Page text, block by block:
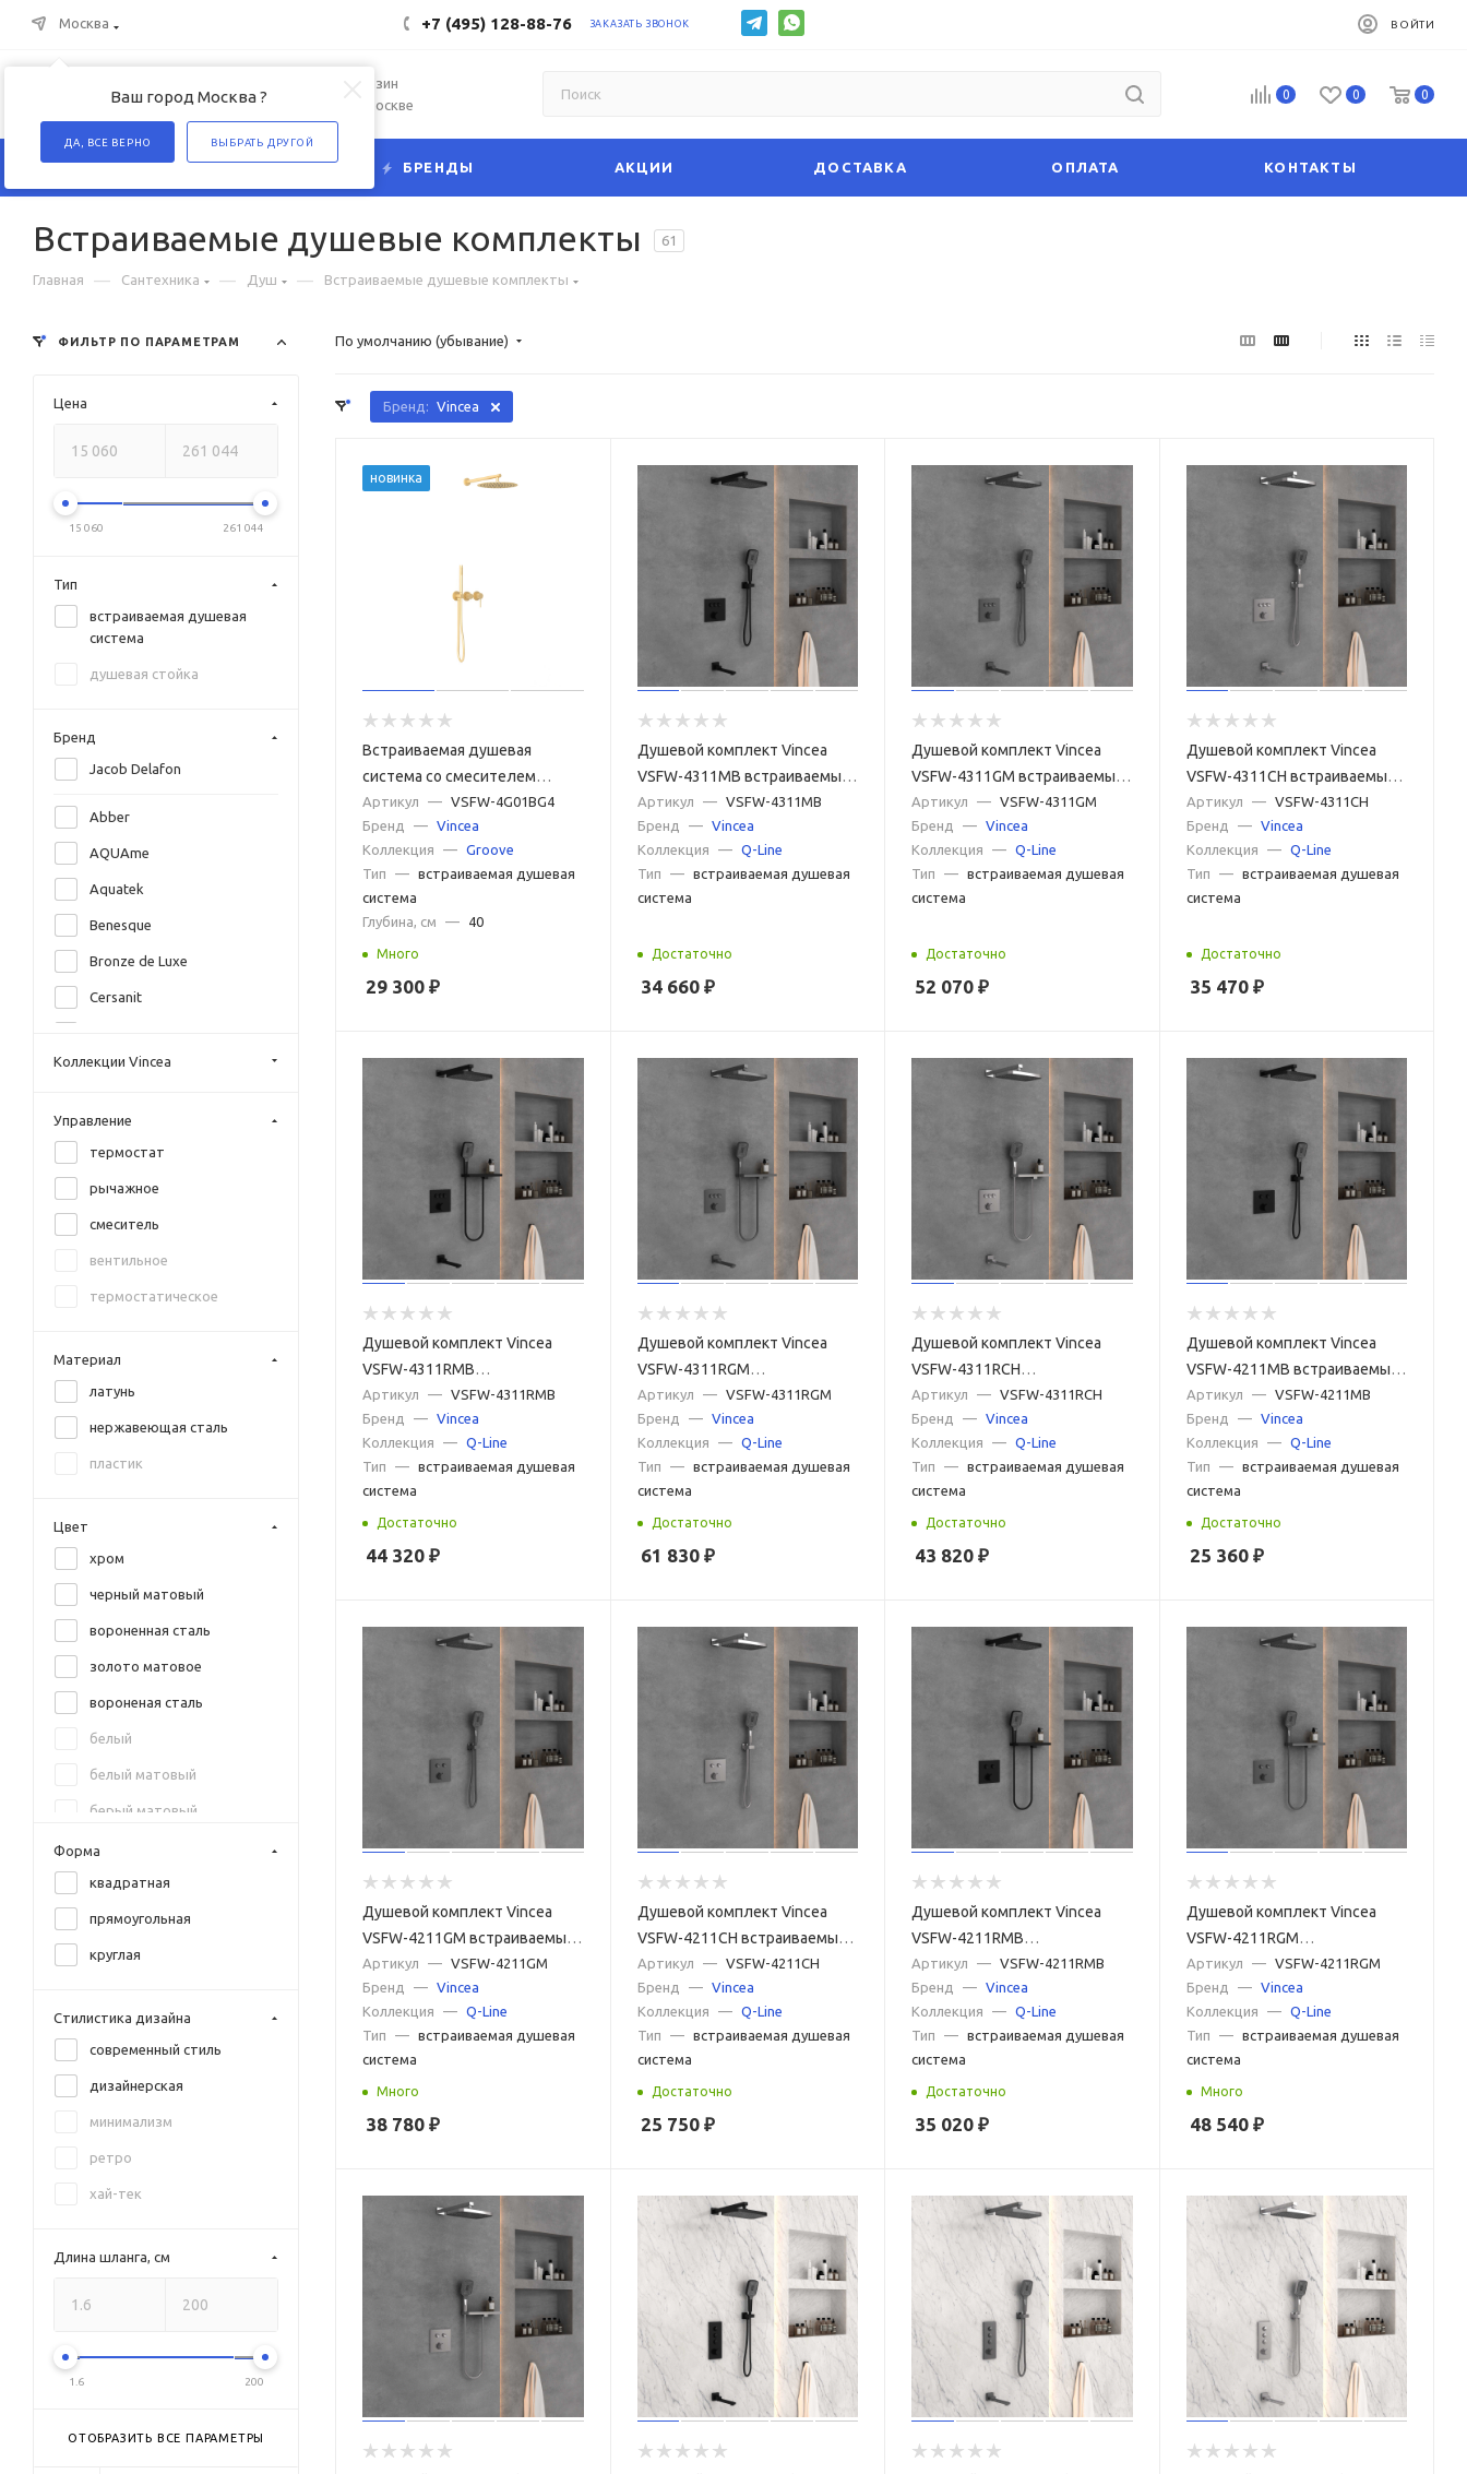
Москва
Ваш город Москва ?
ДА, ВСЕ ВЕРНО ВЫБРАТЬ ДРУГОЙ
+7 (495) 128-88-76 ЗАКАЗАТЬ ЗВОНОК ВОЙТИ
Интернет-магазин
сантехники в Москве
0 0 0
КАТАЛОГ БРЕНДЫ АКЦИИ ДОСТАВКА ОПЛАТА КОНТАКТЫ
Встраиваемые душевые комплекты 61
Главная — Сантехника — Душ — Встраиваемые душевые комплекты
По умолчанию (убывание)
Бренд: Vincea
новинка
Встраиваемая душевая
система со смесителем
Vincea Groove VSFW-4G01BG4
золото матовое
Артикул — VSFW-4G01BG4
Бренд
— Vincea
Коллекция
— Groove
Тип
— встраиваемая душевая
система
Глубина, см
— 40
Много
29 300 ₽
Душевой комплект Vincea
VSFW-4311MB встраиваемый,
3 режима, черный
Артикул —
VSFW-4311MB
Бренд
—
Vincea
Коллекция
—
Q-Line
Тип
—
встраиваемая душевая
система
Достаточно
34 660₽
Душевой комплект Vincea
VSFW-4311GM встраиваемый,
3 режима, вороненая сталь
Артикул — VSFW-4311GM
Бренд
— Vincea
Коллекция
— Q-Line
Тип
— встраиваемая душевая
система
Достаточно
52 070 ₽
Душевой комплект Vincea
VSFW-4311CH встраиваемый,
3 режима, хром
Артикул —
VSFW-4311CH
Бренд
—
Vincea
Коллекция
—
Q-Line
Тип
—
встраиваемая душевая
система
Достаточно
35 470₽
Душевой комплект Vincea
VSFW-4311RMB
встраиваемый, 3 режима,
черный
Артикул — VSFW-4311RMB
Бренд
— Vincea
Коллекция
— Q-Line
Тип
— встраиваемая душевая
система
Достаточно
44 320 ₽
Душевой комплект Vincea
VSFW-4311RGM
встраиваемый, 3 режима,
вороненая сталь
Артикул —
VSFW-4311RGM
Бренд
—
Vincea
Коллекция
—
Q-Line
Тип
—
встраиваемая душевая
система
Достаточно
61 830₽
Душевой комплект Vincea
VSFW-4311RCH
встраиваемый, 3 режима,
хром
Артикул — VSFW-4311RCH
Бренд
— Vincea
Коллекция
— Q-Line
Тип
— встраиваемая душевая
система
Достаточно
43 820 ₽
Душевой комплект Vincea
VSFW-4211MB встраиваемый,
2 режима, черный
Артикул —
VSFW-4211MB
Бренд
—
Vincea
Коллекция
—
Q-Line
Тип
—
встраиваемая душевая
система
Достаточно
25 360₽
Душевой комплект Vincea
VSFW-4211GM встраиваемый,
2 режима, вороненая сталь
Артикул — VSFW-4211GM
Бренд
— Vincea
Коллекция
— Q-Line
Тип
— встраиваемая душевая
система
Много
38 780 ₽
Душевой комплект Vincea
VSFW-4211CH встраиваемый,
2 режима, хром
Артикул —
VSFW-4211CH
Бренд
—
Vincea
Коллекция
—
Q-Line
Тип
—
встраиваемая душевая
система
Достаточно
25 750₽
Душевой комплект Vincea
VSFW-4211RMB
встраиваемый, 2 режима,
черный
Артикул — VSFW-4211RMB
Бренд
— Vincea
Коллекция
— Q-Line
Тип
— встраиваемая душевая
система
Достаточно
35 020 ₽
Душевой комплект Vincea
VSFW-4211RGM
встраиваемый, 2 режима,
вороненая сталь
Артикул —
VSFW-4211RGM
Бренд
—
Vincea
Коллекция
—
Q-Line
Тип
—
встраиваемая душевая
система
Много
48 540₽
ФИЛЬТР ПО ПАРАМЕТРАМ
Цена
15 060 261 044
Тип
встраиваемая душевая
система
душевая стойка
Бренд
Jacob Delafon
Abber
AQUAme
Aquatek
Benesque
Bronze de Luxe
Cersanit
Grohe
WHITECROSS
Коллекции Vincea
Управление
термостат
рычажное
смеситель
вентильное
термостатическое
Материал
латунь
нержавеющая сталь
пластик
Цвет
хром
черный матовый
вороненная сталь
золото матовое
вороненая сталь
белый
белый матовый
берый матовый
бронза брашированная
бронза шлифованная
графит
графит матовый
золото розовое
черное золото
Форма
квадратная
прямоугольная
круглая
Стилистика дизайна
современный стиль
дизайнерская
минимализм
ретро
хай-тек
Длина шланга, см
1.6 200
ОТОБРАЗИТЬ ВСЕ ПАРАМЕТРЫ